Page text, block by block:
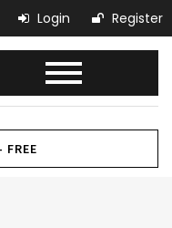
Login Register
FREE